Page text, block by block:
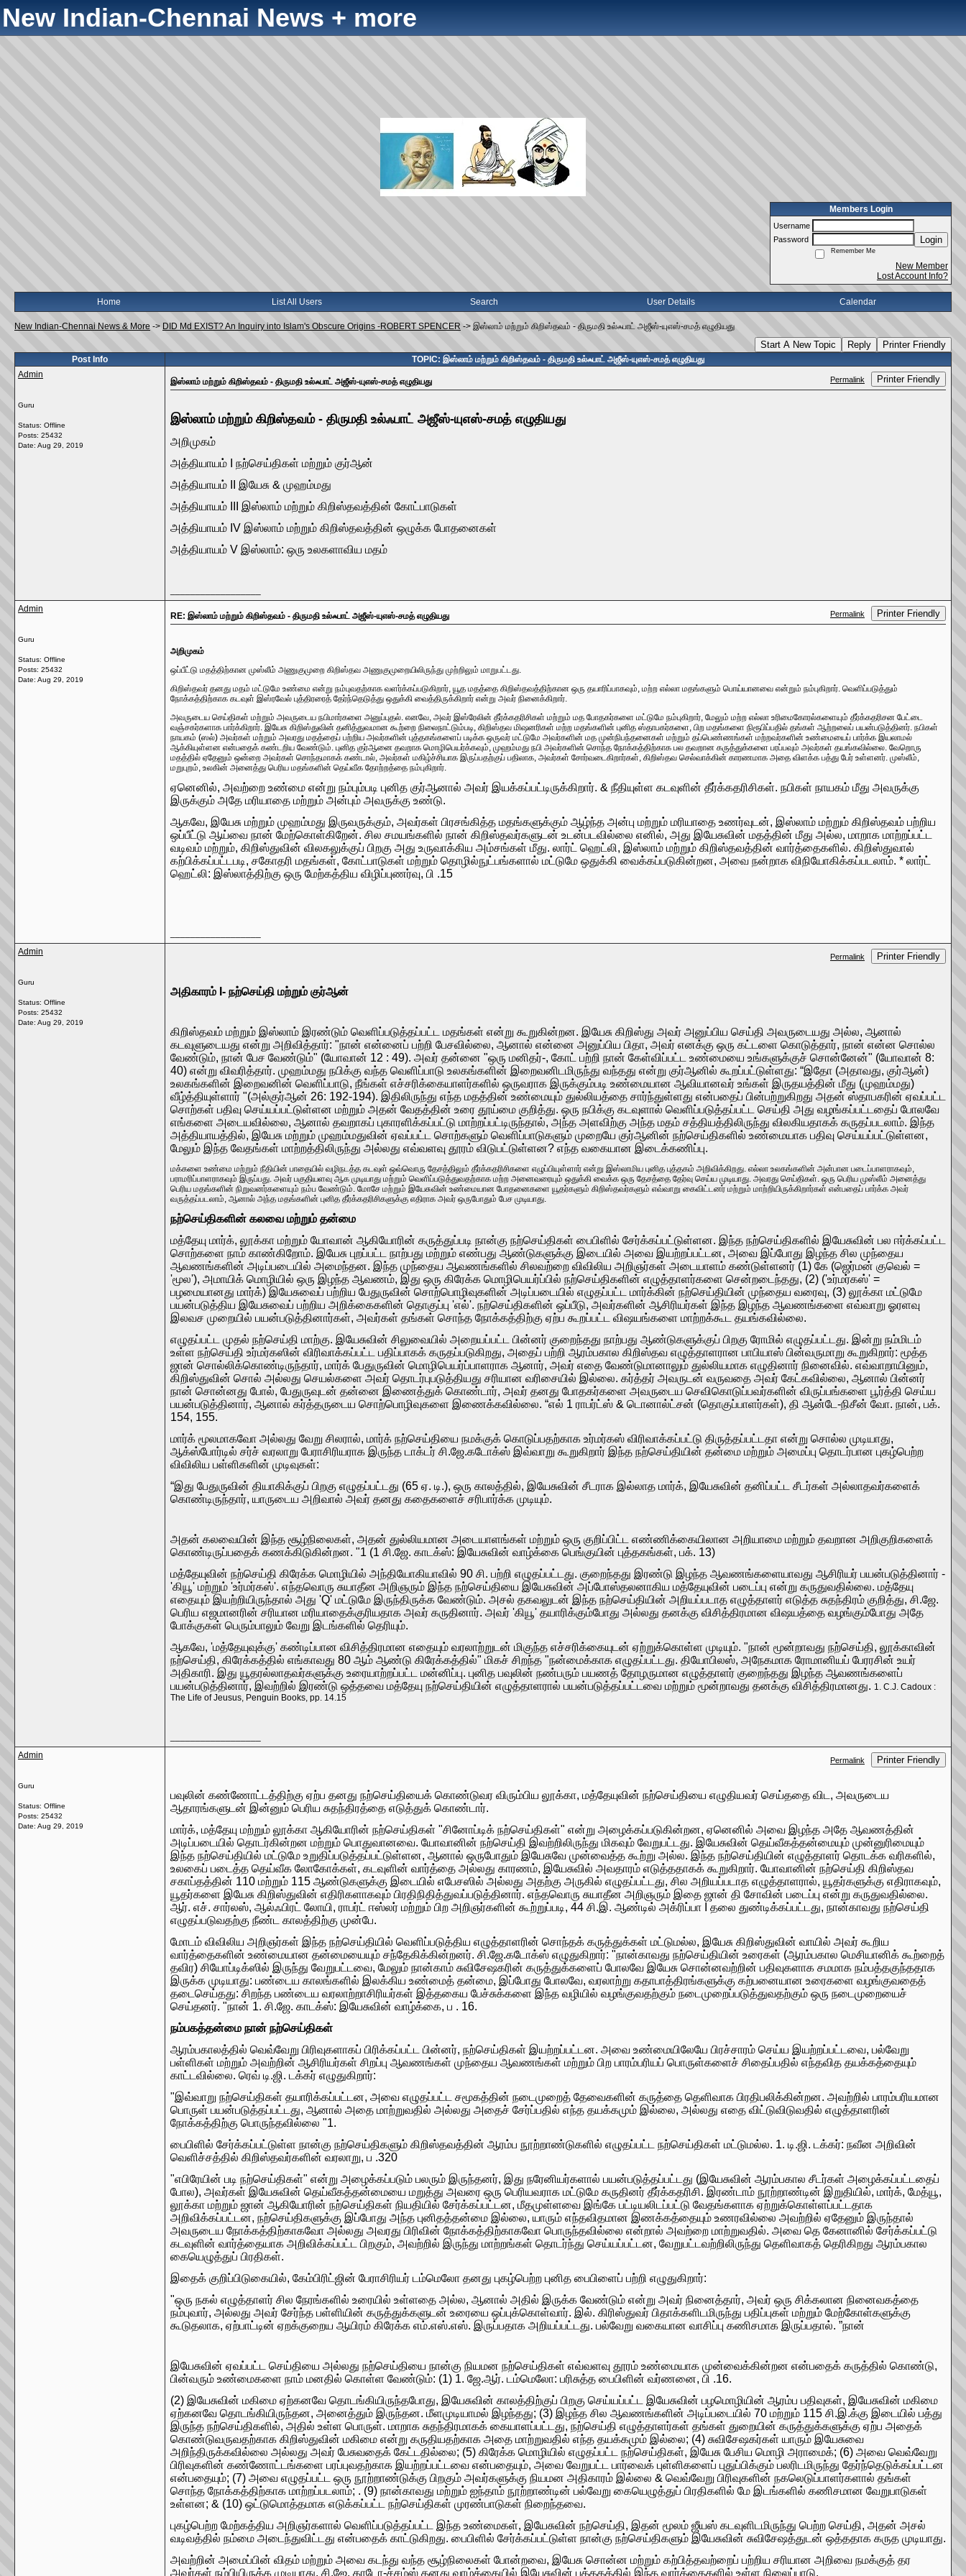
New Indian-Chennai News + more
Members Login
Username
Password
Login
Remember Me
New Member
Lost Account Info?
Home List All Users Search User Details Calendar
New Indian-Chennai News & More -> DID Md EXIST? An Inquiry into Islam's Obscure Origins -ROBERT SPENCER -> இஸ்லாம் மற்றும் கிறிஸ்தவம் - திருமதி உல்ஃபாட் அஜீஸ்-யுஎஸ்-சமத் எழுதியது
Start A New Topic Reply Printer Friendly
Post Info
TOPIC: இஸ்லாம் மற்றும் கிறிஸ்தவம் - திருமதி உல்ஃபாட் அஜீஸ்-யுஎஸ்-சமத் எழுதியது
Admin
Guru
Status: Offline
Posts: 25432
Date: Aug 29, 2019
இஸ்லாம் மற்றும் கிறிஸ்தவம் - திருமதி உல்ஃபாட் அஜீஸ்-யுஎஸ்-சமத் எழுதியது Permalink Printer Friendly
இஸ்லாம் மற்றும் கிறிஸ்தவம் - திருமதி உல்ஃபாட் அஜீஸ்-யுஎஸ்-சமத் எழுதியது
அறிமுகம்
அத்தியாயம் I நற்செய்திகள் மற்றும் குர்ஆன்
அத்தியாயம் II இயேசு & முஹம்மது
அத்தியாயம் III இஸ்லாம் மற்றும் கிறிஸ்தவத்தின் கோட்பாடுகள்
அத்தியாயம் IV இஸ்லாம் மற்றும் கிறிஸ்தவத்தின் ஒழுக்க போதனைகள்
அத்தியாயம் V இஸ்லாம்: ஒரு உலகளாவிய மதம்
Admin
Guru
Status: Offline
Posts: 25432
Date: Aug 29, 2019
RE: இஸ்லாம் மற்றும் கிறிஸ்தவம் - திருமதி உல்ஃபாட் அஜீஸ்-யுஎஸ்-சமத் எழுதியது Permalink Printer Friendly
அறிமுகம்
ஒப்பீட்டு மதத்திற்கான முஸ்லீம் அணுகுமுறை கிறிஸ்தவ அணுகுமுறையிலிருந்து முற்றிலும் மாறுபட்டது.
கிறிஸ்தவர் தனது மதம் மட்டுமே உண்மை என்று நம்புவதற்காக வளர்க்கப்படுகிறார், யூத மதத்தை கிறிஸ்தவத்திற்கான ஒரு தயாரிப்பாகவும், மற்ற எல்லா மதங்களும் பொய்யானவை என்றும் நம்புகிறார். வெளிப்படுத்தும்
நோக்கத்திற்காக கடவுள் இஸ்ரவேல் புத்திரரைத் தேர்ந்தெடுத்து ஒதுக்கி வைத்திருக்கிறார் என்று அவர் நினைக்கிறார்.
அவருடைய செய்திகள் மற்றும் அவருடைய நபிமார்களை அனுப்புதல். எனவே, அவர் இஸ்ரேலின் தீர்க்கதரிசிகள் மற்றும் மத போதகர்களை மட்டுமே நம்புகிறார், மேலும் மற்ற எல்லா உரிமைகோரல்களையும் தீர்க்கதரிசன பேட்டை
வஞ்சகர்களாக பார்க்கிறார். இயேசு கிறிஸ்துவின் தனித்துவமான கூற்றை நிலைநாட்டும்படி, கிறிஸ்தவ மிஷனரிகள் மற்ற மதங்களின் புனித ஸ்தாபகர்களை, பிற மதங்களை நிரூபிப்பதில் தங்கள் ஆற்றலைப் பயன்படுத்தினர். நபிகள்
நாயகம் (ஸல்) அவர்கள் மற்றும் அவரது மதத்தைப் பற்றிய அவர்களின் புத்தகங்களைப் படிக்க ஒருவர் மட்டுமே அவர்களின் மத முன்நிபந்தனைகள் மற்றும் தப்பெண்ணங்கள் மற்றவர்களின் உண்மையைப் பார்க்க இயலாமல்
ஆக்கியுள்ளன என்பதைக் கண்டறிய வேண்டும். புனித குர்ஆனை தவறாக மொழிபெயர்க்கவும், முஹம்மது நபி அவர்களின் சொந்த நோக்கத்திற்காக பல தவறான கருத்துக்களை பரப்பவும் அவர்கள் தயங்கவில்லை. வேறொரு
மதத்தில் ஏதேனும் ஒன்றை அவர்கள் சொந்தமாகக் கண்டால், அவர்கள் மகிழ்ச்சியாக இருப்பதற்குப் பதிலாக, அவர்கள் சோர்வடைகிறார்கள், கிறிஸ்தவ செல்வாக்கின் காரணமாக அதை விளக்க பத்து பேர் உள்ளனர். முஸ்லீம்,
மறுபுறம், உலகின் அனைத்து பெரிய மதங்களின் தெய்வீக தோற்றத்தை நம்புகிறார்.
ஏனெனில், அவற்றை உண்மை என்று நம்பும்படி புனித குர்ஆனால் அவர் இயக்கப்பட்டிருக்கிறார். & நீதியுள்ள கடவுளின் தீர்க்கதரிசிகள். நபிகள் நாயகம் மீது அவருக்கு
இருக்கும் அதே மரியாதை மற்றும் அன்பும் அவருக்கு உண்டு.
ஆகவே, இயேசு மற்றும் முஹம்மது இருவருக்கும், அவர்கள் பிரசங்கித்த மதங்களுக்கும் ஆழ்ந்த அன்பு மற்றும் மரியாதை உணர்வுடன், இஸ்லாம் மற்றும் கிறிஸ்தவம் பற்றிய
ஒப்பீட்டு ஆய்வை நான் மேற்கொள்கிறேன். சில சமயங்களில் நான் கிறிஸ்தவர்களுடன் உடன்படவில்லை எனில், அது இயேசுவின் மதத்தின் மீது அல்ல, மாறாக மாற்றப்பட்ட
வடிவம் மற்றும், கிறிஸ்துவின் விலகலுக்குப் பிறகு அது உருவாக்கிய அம்சங்கள் மீது. லார்ட் ஹெட்லி, இஸ்லாம் மற்றும் கிறிஸ்தவத்தின் வார்த்தைகளில். கிறிஸ்துவால்
கற்பிக்கப்பட்டபடி, சகோதரி மதங்கள், கோட்பாடுகள் மற்றும் தொழில்நுட்பங்களால் மட்டுமே ஒதுக்கி வைக்கப்படுகின்றன, அவை நன்றாக விநியோகிக்கப்படலாம். * லார்ட்
ஹெட்லி: இஸ்லாத்திற்கு ஒரு மேற்கத்திய விழிப்புணர்வு, பி .15
Admin
Guru
Status: Offline
Posts: 25432
Date: Aug 29, 2019
Permalink Printer Friendly
அதிகாரம் I- நற்செய்தி மற்றும் குர்ஆன்
கிறிஸ்தவம் மற்றும் இஸ்லாம் இரண்டும் வெளிப்படுத்தப்பட்ட மதங்கள் என்று கூறுகின்றன. இயேசு கிறிஸ்து அவர் அனுப்பிய செய்தி அவருடையது அல்ல, ஆனால்
கடவுளுடையது என்று அறிவித்தார்: "நான் என்னைப் பற்றி பேசவில்லை, ஆனால் என்னை அனுப்பிய பிதா, அவர் எனக்கு ஒரு கட்டளை கொடுத்தார், நான் என்ன சொல்ல
வேண்டும், நான் பேச வேண்டும்" (யோவான் 12 : 49). அவர் தன்னை "ஒரு மனிதர்-, கோட் பற்றி நான் கேள்விப்பட்ட உண்மையை உங்களுக்குச் சொன்னேன்" (யோவான் 8:
40) என்று விவரித்தார். முஹம்மது நபிக்கு வந்த வெளிப்பாடு உலகங்களின் இறைவனிடமிருந்து வந்தது என்று குர்ஆனில் கூறப்பட்டுள்ளது: “இதோ (அதாவது, குர்ஆன்)
உலகங்களின் இறைவனின் வெளிப்பாடு, நீங்கள் எச்சரிக்கையாளர்களில் ஒருவராக இருக்கும்படி உண்மையான ஆவியானவர் உங்கள் இருதயத்தின் மீது (முஹம்மது)
வீழ்த்தியுள்ளார் "(அல்குர்ஆன் 26: 192-194). இதிலிருந்து எந்த மதத்தின் உண்மையும் துல்லியத்தை சார்ந்துள்ளது என்பதைப் பின்பற்றுகிறது அதன் ஸ்தாபகரின் ஏவப்பட்ட
சொற்கள் பதிவு செய்யப்பட்டுள்ளன மற்றும் அதன் வேதத்தின் உரை தூய்மை குறித்து. ஒரு நபிக்கு கடவுளால் வெளிப்படுத்தப்பட்ட செய்தி அது வழங்கப்பட்டதைப் போலவே
எங்களை அடையவில்லை, ஆனால் தவறாகப் புகாரளிக்கப்பட்டு மாற்றப்பட்டிருந்தால், அந்த அளவிற்கு அந்த மதம் சத்தியத்திலிருந்து விலகியதாகக் கருதப்படலாம். இந்த
அத்தியாயத்தில், இயேசு மற்றும் முஹம்மதுவின் ஏவப்பட்ட சொற்களும் வெளிப்பாடுகளும் முறையே குர்ஆனின் நற்செய்திகளில் உண்மையாக பதிவு செய்யப்பட்டுள்ளன,
மேலும் இந்த வேதங்கள் மாற்றத்திலிருந்து அல்லது எவ்வளவு தூரம் விடுபட்டுள்ளன? எந்த வகையான இடைக்கணிப்பு.
மக்களை உண்மை மற்றும் நீதியின் பாதையில் வழிநடத்த கடவுள் ஒவ்வொரு தேசத்திலும் தீர்க்கதரிசிகளை எழுப்பியுள்ளார் என்று இஸ்லாமிய புனித புத்தகம் அறிவிக்கிறது. எல்லா உலகங்களின் அன்பான படைப்பாளராகவும்,
பராமரிப்பாளராகவும் இருப்பது. அவர் பகுதியளவு ஆக முடியாது மற்றும் வெளிப்படுத்துவதற்காக மற்ற அனைவரையும் ஒதுக்கி வைக்க ஒரு தேசத்தை தேர்வு செய்ய முடியாது. அவரது செய்திகள். ஒரு பெரிய முஸ்லீம் அனைத்து
பெரிய மதங்களின் நிறுவனர்களையும் நம்ப வேண்டும். மோசே மற்றும் இயேசுவின் உண்மையான போதனைகளை யூதர்களும் கிறிஸ்தவர்களும் எவ்வாறு கைவிட்டனர் மற்றும் மாற்றியிருக்கிறார்கள் என்பதைப் பார்க்க அவர்
வருத்தப்படலாம், ஆனால் அந்த மதங்களின் புனித தீர்க்கதரிசிகளுக்கு எதிராக அவர் ஒருபோதும் பேச முடியாது.
நற்செய்திகளின் கலவை மற்றும் தன்மை
மத்தேயு மார்க், லூக்கா மற்றும் யோவான் ஆகியோரின் கருத்துப்படி நான்கு நற்செய்திகள் பைபிளில் சேர்க்கப்பட்டுள்ளன. இந்த நற்செய்திகளில் இயேசுவின் பல ஈர்க்கப்பட்ட
சொற்களை நாம் காண்கிறோம். இயேசு புறப்பட்ட நாற்பது மற்றும் எண்பது ஆண்டுகளுக்கு இடையில் அவை இயற்றப்பட்டன, அவை இப்போது இழந்த சில முந்தைய
ஆவணங்களின் அடிப்படையில் அமைந்தன. இந்த முந்தைய ஆவணங்களில் சிலவற்றை விவிலிய அறிஞர்கள் அடையாளம் கண்டுள்ளனர் (1) கே (ஜெர்மன் குவெல் =
'மூல'), அமாயிக் மொழியில் ஒரு இழந்த ஆவணம், இது ஒரு கிரேக்க மொழிபெயர்ப்பில் நற்செய்திகளின் எழுத்தாளர்களை சென்றடைந்தது, (2) ('உர்மர்கஸ்' =
பழமையானது மார்க்) இயேசுவைப் பற்றிய பேதுருவின் சொற்பொழிவுகளின் அடிப்படையில் எழுதப்பட்ட மார்க்கின் நற்செய்தியின் முந்தைய வரைவு, (3) லூக்கா மட்டுமே
பயன்படுத்திய இயேசுவைப் பற்றிய அறிக்கைகளின் தொகுப்பு 'எல்'. நற்செய்திகளின் ஒப்பீடு, அவர்களின் ஆசிரியர்கள் இந்த இழந்த ஆவணங்களை எவ்வாறு ஓரளவு
இலவச முறையில் பயன்படுத்தினார்கள், அவர்கள் தங்கள் சொந்த நோக்கத்திற்கு ஏற்ப கூறப்பட்ட விஷயங்களை மாற்றக்கூட தயங்கவில்லை.
எழுதப்பட்ட முதல் நற்செய்தி மாற்கு. இயேசுவின் சிலுவையில் அறையப்பட்ட பின்னர் குறைந்தது நாற்பது ஆண்டுகளுக்குப் பிறகு ரோமில் எழுதப்பட்டது. இன்று நம்மிடம்
உள்ள நற்செய்தி உர்மர்கஸின் விரிவாக்கப்பட்ட பதிப்பாகக் கருதப்படுகிறது, அதைப் பற்றி ஆரம்பகால கிறிஸ்தவ எழுத்தாளரான பாபியாஸ் பின்வருமாறு கூறுகிறார்: மூத்த
ஜான் சொல்லிக்கொண்டிருந்தார், மார்க் பேதுருவின் மொழிபெயர்ப்பாளராக ஆனார், அவர் எதை வேண்டுமானாலும் துல்லியமாக எழுதினார் நினைவில். எவ்வாறாயினும்,
கிறிஸ்துவின் சொல் அல்லது செயல்களை அவர் தொடர்புபடுத்தியது சரியான வரிசையில் இல்லை. கர்த்தர் அவருடன் வருவதை அவர் கேட்கவில்லை, ஆனால் பின்னர்
நான் சொன்னது போல், பேதுருவுடன் தன்னை இணைத்துக் கொண்டார், அவர் தனது போதகர்களை அவருடைய செவிகொடுப்பவர்களின் விருப்பங்களை பூர்த்தி செய்ய
பயன்படுத்தினார், ஆனால் கர்த்தருடைய சொற்பொழிவுகளை இணைக்கவில்லை. “எல் 1 ராபர்ட்ஸ் & டொனால்ட்சன் (தொகுப்பாளர்கள்), தி ஆன்டே-நிசீன் வோ. நான், பக்.
154, 155.
மார்க் மூலமாகவோ அல்லது வேறு சிலரால், மார்க் நற்செய்தியை நமக்குக் கொடுப்பதற்காக உர்மர்கஸ் விரிவாக்கப்பட்டு திருத்தப்பட்டதா என்று சொல்ல முடியாது,
ஆக்ஸ்போர்டில் சர்ச் வரலாறு பேராசிரியராக இருந்த டாக்டர் சி.ஜே.கடோக்ஸ் இவ்வாறு கூறுகிறார் இந்த நற்செய்தியின் தன்மை மற்றும் அமைப்பு தொடர்பான புகழ்பெற்ற
விவிலிய பள்ளிகளின் முடிவுகள்:
“இது பேதுருவின் தியாகிக்குப் பிறகு எழுதப்பட்டது (65 ஏ. டி.), ஒரு காலத்தில், இயேசுவின் சீடராக இல்லாத மார்க், இயேசுவின் தனிப்பட்ட சீடர்கள் அல்லாதவர்களைக்
கொண்டிருந்தார், யாருடைய அறிவால் அவர் தனது கதைகளைச் சரிபார்க்க முடியும்.
அதன் கலவையின் இந்த சூழ்நிலைகள், அதன் துல்லியமான அடையாளங்கள் மற்றும் ஒரு குறிப்பிட்ட எண்ணிக்கையிலான அறியாமை மற்றும் தவறான அறிகுறிகளைக்
கொண்டிருப்பதைக் கணக்கிடுகின்றன. "1 (1 சி.ஜே. காடக்ஸ்: இயேசுவின் வாழ்க்கை பெங்குயின் புத்தகங்கள், பக். 13)
மத்தேயுவின் நற்செய்தி கிரேக்க மொழியில் அந்தியோகியாவில் 90 சி. பற்றி எழுதப்பட்டது. குறைந்தது இரண்டு இழந்த ஆவணங்களையாவது ஆசிரியர் பயன்படுத்தினார் -
'கியூ' மற்றும் 'உர்மர்கஸ்'. எந்தவொரு சுயாதீன அறிஞரும் இந்த நற்செய்தியை இயேசுவின் அப்போஸ்தலனாகிய மத்தேயுவின் படைப்பு என்று கருதுவதில்லை. மத்தேயு
எதையும் இயற்றியிருந்தால் அது 'Q' மட்டுமே இருந்திருக்க வேண்டும். அசல் தகவலுடன் இந்த நற்செய்தியின் அறியப்படாத எழுத்தாளர் எடுத்த சுதந்திரம் குறித்து, சி.ஜே.
பெரிய எஜமானரின் சரியான மரியாதைக்குரியதாக அவர் கருதினார். அவர் 'கியூ' தயாரிக்கும்போது அல்லது தனக்கு விசித்திரமான விஷயத்தை வழங்கும்போது அதே
போக்குகள் பெரும்பாலும் வேறு இடங்களில் தெரியும்.
ஆகவே, 'மத்தேயுவுக்கு' கண்டிப்பான விசித்திரமான எதையும் வரலாற்றுடன் மிகுந்த எச்சரிக்கையுடன் ஏற்றுக்கொள்ள முடியும். "நான் மூன்றாவது நற்செய்தி, லூக்காவின்
நற்செய்தி, கிரேக்கத்தில் எங்காவது 80 ஆம் ஆண்டு கிரேக்கத்தில்" மிகச் சிறந்த "நன்மைக்காக எழுதப்பட்டது. தியோபிலஸ், அநேகமாக ரோமானியப் பேரரசின் உயர்
அதிகாரி. இது யூதரல்லாதவர்களுக்கு உரையாற்றப்பட்ட மன்னிப்பு. புனித பவுலின் நண்பரும் பயணத் தோழருமான எழுத்தாளர் குறைந்தது இழந்த ஆவணங்களைப்
பயன்படுத்தினார், இவற்றில் இரண்டு ஒத்தவை மத்தேயு நற்செய்தியின் எழுத்தாளரால் பயன்படுத்தப்பட்டவை மற்றும் மூன்றாவது தனக்கு விசித்திரமானது. 1. C.J. Cadoux :
The Life of Jeusus, Penguin Books, pp. 14.15
Admin
Guru
Status: Offline
Posts: 25432
Date: Aug 29, 2019
Permalink Printer Friendly
பவுலின் கண்ணோட்டத்திற்கு ஏற்ப தனது நற்செய்தியைக் கொண்டுவர விரும்பிய லூக்கா, மத்தேயுவின் நற்செய்தியை எழுதியவர் செய்ததை விட, அவருடைய
ஆதாரங்களுடன் இன்னும் பெரிய சுதந்திரத்தை எடுத்துக் கொண்டார்.
மார்க், மத்தேயு மற்றும் லூக்கா ஆகியோரின் நற்செய்திகள் "சினோப்டிக் நற்செய்திகள்" என்று அழைக்கப்படுகின்றன, ஏனெனில் அவை இழந்த அதே ஆவணத்தின்
அடிப்படையில் தொடர்கின்றன மற்றும் பொதுவானவை. யோவானின் நற்செய்தி இவற்றிலிருந்து மிகவும் வேறுபட்டது. இயேசுவின் தெய்வீகத்தன்மையும் முன்னுரிமையும்
இந்த நற்செய்தியில் மட்டுமே உறுதிப்படுத்தப்பட்டுள்ளன, ஆனால் ஒருபோதும் இயேசுவே முன்வைத்த கூற்று அல்ல. இந்த நற்செய்தியின் எழுத்தாளர் தொடக்க வரிகளில்,
உலகைப் படைத்த தெய்வீக லோகோக்கள், கடவுளின் வார்த்தை அல்லது காரணம், இயேசுவில் அவதாரம் எடுத்ததாகக் கூறுகிறார். யோவானின் நற்செய்தி கிறிஸ்தவ
சகாப்தத்தின் 110 மற்றும் 115 ஆண்டுகளுக்கு இடையில் எபேசஸில் அல்லது அதற்கு அருகில் எழுதப்பட்டது, சில அறியப்படாத எழுத்தாளரால், யூதர்களுக்கு எதிராகவும்,
யூதர்களை இயேசு கிறிஸ்துவின் எதிரிகளாகவும் பிரதிநிதித்துவப்படுத்தினார். எந்தவொரு சுயாதீன அறிஞரும் இதை ஜான் தி சோவின் படைப்பு என்று கருதுவதில்லை.
ஆர். எச். சார்லஸ், ஆல்ஃபிரட் லோயி, ராபர்ட் ஈஸ்லர் மற்றும் பிற அறிஞர்களின் கூற்றுப்படி, 44 சி.இ. ஆண்டில் அக்ரிப்பா I தலை துண்டிக்கப்பட்டது, நான்காவது நற்செய்தி
எழுதப்படுவதற்கு நீண்ட காலத்திற்கு முன்பே.
மோடம் விவிலிய அறிஞர்கள் இந்த நற்செய்தியில் வெளிப்படுத்திய எழுத்தாளரின் சொந்தக் கருத்துக்கள் மட்டுமல்ல, இயேசு கிறிஸ்துவின் வாயில் அவர் கூறிய
வார்த்தைகளின் உண்மையான தன்மையையும் சந்தேகிக்கின்றனர். சி.ஜே.கடோக்ஸ் எழுதுகிறார்: "நான்காவது நற்செய்தியின் உரைகள் (ஆரம்பகால மெசியானிக் கூற்றைத்
தவிர) சியோப்டிக்ஸில் இருந்து வேறுபட்டவை, மேலும் நான்காம் சுவிசேஷகரின் கருத்துக்களைப் போலவே இயேசு சொன்னவற்றின் பதிவுகளாக சமமாக நம்பத்தகுந்ததாக
இருக்க முடியாது: பண்டைய காலங்களில் இலக்கிய உண்மைத் தன்மை, இப்போது போலவே, வரலாற்று கதாபாத்திரங்களுக்கு கற்பனையான உரைகளை வழங்குவதைத்
தடைசெய்தது: சிறந்த பண்டைய வரலாற்றாசிரியர்கள் இத்தகைய பேச்சுக்களை இந்த வழியில் வழங்குவதற்கும் நடைமுறைப்படுத்துவதற்கும் ஒரு நடைமுறையைச்
செய்தனர். "நான் 1. சி.ஜே. காடக்ஸ்: இயேசுவின் வாழ்க்கை, ப . 16.
நம்பகத்தன்மை நான் நற்செய்திகள்
ஆரம்பகாலத்தில் வெவ்வேறு பிரிவுகளாகப் பிரிக்கப்பட்ட பின்னர், நற்செய்திகள் இயற்றப்பட்டன. அவை உண்மையிலேயே பிரச்சாரம் செய்ய இயற்றப்பட்டவை, பல்வேறு
பள்ளிகள் மற்றும் அவற்றின் ஆசிரியர்கள் சிறப்பு ஆவணங்கள் முந்தைய ஆவணங்கள் மற்றும் பிற பாரம்பரியப் பொருள்களைச் சிதைப்பதில் எந்தவித தயக்கத்தையும்
காட்டவில்லை. ரெவ் டி.ஜி. டக்கர் எழுதுகிறார்:
"இவ்வாறு நற்செய்திகள் தயாரிக்கப்பட்டன, அவை எழுதப்பட்ட சமூகத்தின் நடைமுறைத் தேவைகளின் கருத்தை தெளிவாக பிரதிபலிக்கின்றன. அவற்றில் பாரம்பரியமான
பொருள் பயன்படுத்தப்பட்டது, ஆனால் அதை மாற்றுவதில் அல்லது அதைச் சேர்ப்பதில் எந்த தயக்கமும் இல்லை, அல்லது எதை விட்டுவிடுவதில் எழுத்தாளரின்
நோக்கத்திற்கு பொருந்தவில்லை "1.
பைபிளில் சேர்க்கப்பட்டுள்ள நான்கு நற்செய்திகளும் கிறிஸ்தவத்தின் ஆரம்ப நூற்றாண்டுகளில் எழுதப்பட்ட நற்செய்திகள் மட்டுமல்ல. 1. டி.ஜி. டக்கர்: நவீன அறிவின்
வெளிச்சத்தில் கிறிஸ்தவர்களின் வரலாறு, ப .320
"எபிரேயின் படி நற்செய்திகள்" என்று அழைக்கப்படும் பலரும் இருந்தனர், இது நரேனியர்களால் பயன்படுத்தப்பட்டது (இயேசுவின் ஆரம்பகால சீடர்கள் அழைக்கப்பட்டதைப்
போல), அவர்கள் இயேசுவின் தெய்வீகத்தன்மையை மறுத்து அவரை ஒரு பெரியவராக மட்டுமே கருதினர் தீர்க்கதரிசி. இரண்டாம் நூற்றாண்டின் இறுதியில், மார்க், மேத்யூ,
லூக்கா மற்றும் ஜான் ஆகியோரின் நற்செய்திகள் நியதியில் சேர்க்கப்பட்டன, மீதமுள்ளவை இங்கே பட்டியலிடப்பட்டு வேதங்களாக ஏற்றுக்கொள்ளப்பட்டதாக
அறிவிக்கப்பட்டன, நற்செய்திகளுக்கு இப்போது அந்த புனிதத்தன்மை இல்லை, யாரும் எந்தவிதமான இணக்கத்தையும் உணரவில்லை அவற்றில் ஏதேனும் இருந்தால்
அவருடைய நோக்கத்திற்காகவோ அல்லது அவரது பிரிவின் நோக்கத்திற்காகவோ பொருந்தவில்லை என்றால் அவற்றை மாற்றுவதில். அவை தெ கேனானில் சேர்க்கப்பட்டு
கடவுளின் வார்த்தையாக அறிவிக்கப்பட்ட பிறகும், அவற்றில் இருந்து மாற்றங்கள் தொடர்ந்து செய்யப்பட்டன, வேறுபட்டவற்றிலிருந்து தெளிவாகத் தெரிகிறது ஆரம்பகால
கையெழுத்துப் பிரதிகள்.
இதைக் குறிப்பிடுகையில், கேம்பிரிட்ஜின் பேராசிரியர் டம்மெலோ தனது புகழ்பெற்ற புனித பைபிளைப் பற்றி எழுதுகிறார்:
"ஒரு நகல் எழுத்தாளர் சில நேரங்களில் உரையில் உள்ளதை அல்ல, ஆனால் அதில் இருக்க வேண்டும் என்று அவர் நினைத்தார், அவர் ஒரு சிக்கலான நினைவகத்தை
நம்புவார், அல்லது அவர் சேர்ந்த பள்ளியின் கருத்துக்களுடன் உரையை ஒப்புக்கொள்வார். இல். கிரிஸ்துவர் பிதாக்களிடமிருந்து பதிப்புகள் மற்றும் மேற்கோள்களுக்கு
கூடுதலாக, ஏற்பாட்டின் ஏறக்குறைய ஆயிரம் கிரேக்க எம்.எஸ்.எஸ். இருப்பதாக அறியப்பட்டது. பல்வேறு வகையான வாசிப்பு கணிசமாக இருப்பதால். ”நான்
இயேசுவின் ஏவப்பட்ட செய்தியை அல்லது நற்செய்தியை நான்கு நியமன நற்செய்திகள் எவ்வளவு தூரம் உண்மையாக முன்வைக்கின்றன என்பதைக் கருத்தில் கொண்டு,
பின்வரும் உண்மைகளை நாம் மனதில் கொள்ள வேண்டும்: (1) 1. ஜே.ஆர். டம்மெலோ: பரிசுத்த பைபிளின் வர்ணனை, பி .16.
(2) இயேசுவின் மகிமை ஏற்கனவே தொடங்கியிருந்தபோது, ​​இயேசுவின் காலத்திற்குப் பிறகு செய்யப்பட்ட இயேசுவின் பழமொழியின் ஆரம்ப பதிவுகள், இயேசுவின் மகிமை
ஏற்கனவே தொடங்கியிருந்தன, அனைத்தும் இருந்தன. மீளமுடியாமல் இழந்தது; (3) இழந்த சில ஆவணங்களின் அடிப்படையில் 70 மற்றும் 115 சி.இ.க்கு இடையில் பத்து
இருந்த நற்செய்திகளில், அதில் உள்ள பொருள். மாறாக சுதந்திரமாகக் கையாளப்பட்டது, நற்செய்தி எழுத்தாளர்கள் தங்கள் துறையின் கருத்துக்களுக்கு ஏற்ப அதைக்
கொண்டுவருவதற்காக கிறிஸ்துவின் மகிமை என்று கருதியதற்காக அதை மாற்றுவதில் எந்த தயக்கமும் இல்லை; (4) சுவிசேஷகர்கள் யாரும் இயேசுவை
அறிந்திருக்கவில்லை அல்லது அவர் பேசுவதைக் கேட்டதில்லை; (5) கிரேக்க மொழியில் எழுதப்பட்ட நற்செய்திகள், இயேசு பேசிய மொழி அராமைக்; (6) அவை வெவ்வேறு
பிரிவுகளின் கண்ணோட்டங்களை பரப்புவதற்காக இயற்றப்பட்டவை என்பதையும், அவை வேறுபட்ட பார்வைக் புள்ளிகளைப் புதுப்பிக்கும் பலரிடமிருந்து தேர்ந்தெடுக்கப்பட்டன
என்பதையும்; (7) அவை எழுதப்பட்ட ஒரு நூற்றாண்டுக்கு பிறகும் அவர்களுக்கு நியமன அதிகாரம் இல்லை & வெவ்வேறு பிரிவுகளின் நகலெடுப்பாளர்களால் தங்கள்
சொந்த நோக்கத்திற்காக மாற்றப்படலாம்; . (9) நான்காவது மற்றும் ஐந்தாம் நூற்றாண்டின் பல்வேறு கையெழுத்துப் பிரதிகளில் மே இடங்களில் கணிசமான வேறுபாடுகள்
உள்ளன; & (10) ஒட்டுமொத்தமாக எடுக்கப்பட்ட நற்செய்திகள் முரண்பாடுகள் நிறைந்தவை.
புகழ்பெற்ற மேற்கத்திய அறிஞர்களால் வெளிப்படுத்தப்பட்ட இந்த உண்மைகள், இயேசுவின் நற்செய்தி, இதன் மூலம் ஜீயஸ் கடவுளிடமிருந்து பெற்ற செய்தி, அதன் அசல்
வடிவத்தில் நம்மை அடைந்துவிட்டது என்பதைக் காட்டுகிறது. பைபிளில் சேர்க்கப்பட்டுள்ள நான்கு நற்செய்திகளும் இயேசுவின் சுவிசேஷத்துடன் ஒத்ததாக கருத முடியாது.
அவற்றின் அமைப்பின் விதம் மற்றும் அவை கடந்து வந்த சூழ்நிலைகள் போன்றவை, இயேசு சொன்ன மற்றும் கற்பித்தவற்றைப் பற்றிய சரியான அறிவை நமக்குத் தர
அவர்கள் நம்பியிருக்க முடியாது. சி.ஜே. காடோ-ச்சம்ஸ் தனது வாழ்க்கையில் இயேசுவின் புத்தகத்தில் இந்த வார்த்தைகளில் உள்ள நிலைப்பாடு.